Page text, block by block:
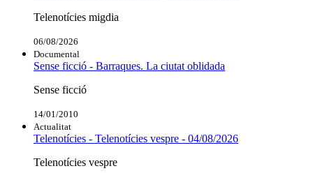
Telenotícies migdia
06/08/2026
Documental
Sense ficció - Barraques. La ciutat oblidada
Sense ficció
14/01/2010
Actualitat
Telenotícies - Telenotícies vespre - 04/08/2026
Telenotícies vespre